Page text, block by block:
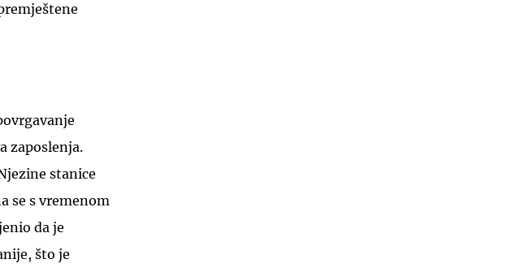
zaposlenja.
stanice
se s vremenom
da je
što je